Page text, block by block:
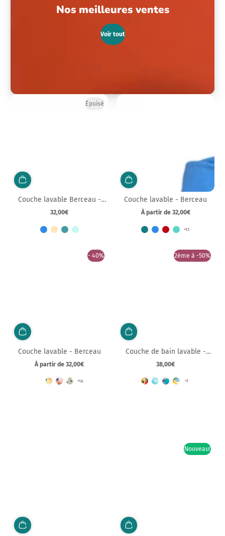
Nos meilleures ventes
Voir tout
Épuisé
Couche lavable Berceau -
Nouveau-né
Prix
32,00€
Couche lavable - Berceau
Prix
À partir de 32,00€
+13
- 40%
Couche lavable - Berceau
Prix
À partir de 32,00€
+14
2ème à -50%
Couche de bain lavable -
Switchnest
Prix
38,00€
+1
Nouveau!